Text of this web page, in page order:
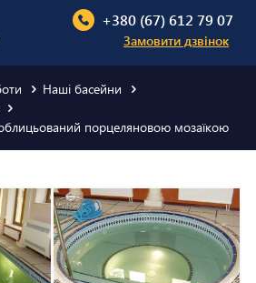
+380 (67) 612 79 07
Замовити дзвінок
Наші басейни
порцеляновою мозаїкою